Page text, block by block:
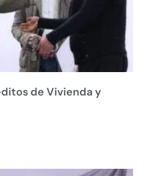
de Vivienda y